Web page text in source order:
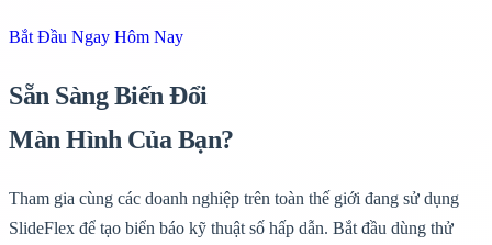
Bắt Đầu Ngay Hôm Nay
Sẵn Sàng Biến Đổi
Màn Hình Của Bạn?
Tham gia cùng các doanh nghiệp trên toàn thế giới đang sử dụng
SlideFlex để tạo biển báo kỹ thuật số hấp dẫn. Bắt đầu dùng thử